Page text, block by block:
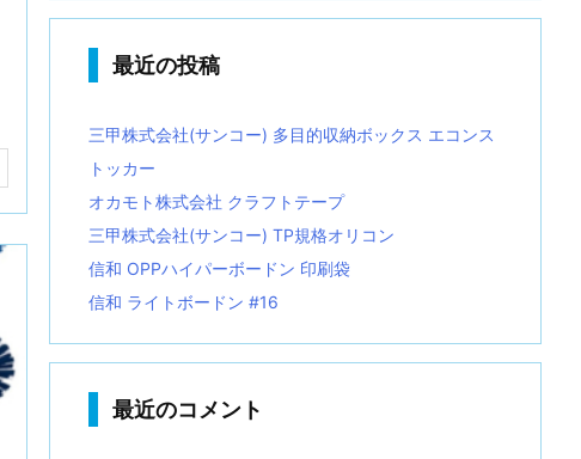
最近の投稿
三甲株式会社(サンコー) 多目的収納ボックス エコンス
トッカー
オカモト株式会社 クラフトテープ
三甲株式会社(サンコー) TP規格オリコン
信和 OPPハイパーボードン 印刷袋
信和 ライトボードン #16
最近のコメント